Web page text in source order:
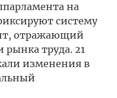
на
систему
отражающий
рынка труда. 21
изменения в